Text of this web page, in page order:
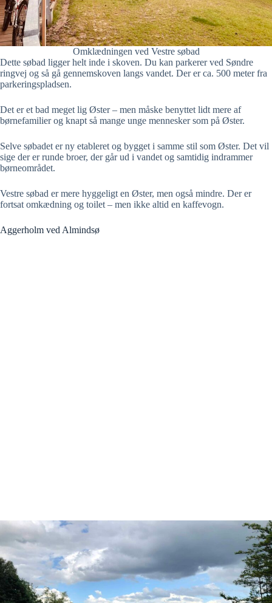
Omklædningen ved Vestre søbad
Dette søbad ligger helt inde i skoven. Du kan parkerer ved Søndre
ringvej og så gå gennemskoven langs vandet. Der er ca. 500 meter fra
parkeringspladsen.
Det er et bad meget lig Øster – men måske benyttet lidt mere af
børnefamilier og knapt så mange unge mennesker som på Øster.
Selve søbadet er ny etableret og bygget i samme stil som Øster. Det vil
sige der er runde broer, der går ud i vandet og samtidig indrammer
børneområdet.
Vestre søbad er mere hyggeligt en Øster, men også mindre. Der er
fortsat omkædning og toilet – men ikke altid en kaffevogn.
Aggerholm ved Almindsø